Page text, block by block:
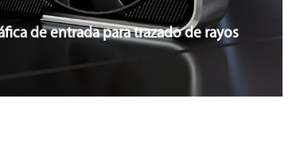
de entrada para trazado de rayos